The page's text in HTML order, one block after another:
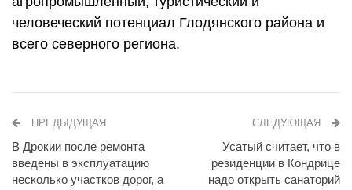
человеческий потенциал Глодянского района и
всего северного региона.
ПРЕДЫДУЩАЯ
В Дрокии после ремонта
введены в эксплуатацию
несколько участков дорог, а
СЛЕДУЮЩАЯ
Усатый считает, что в
резиденции в Кондрице
надо открыть санаторий